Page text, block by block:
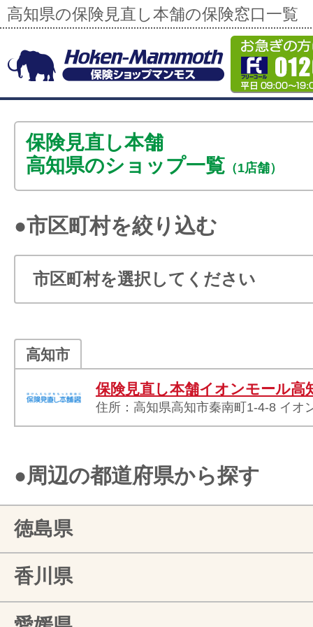
高知県の保険見直し本舗の保険窓口一覧
保険見直し本舗
高知県のショップ一覧 （1店舗）
●市区町村を絞り込む
高知市
保険見直し本舗イオンモール高
住所：高知県高知市秦南町1-4-8 イオ
●周辺の都道府県から探す
徳島県
香川県